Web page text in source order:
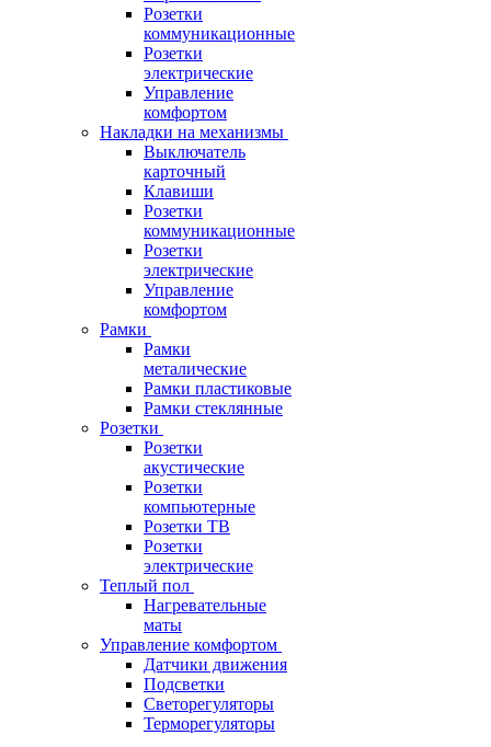
Розетки
коммуникационные
Розетки
электрические
Управление
комфортом
Накладки на механизмы
Выключатель
карточный
Клавиши
Розетки
коммуникационные
Розетки
электрические
Управление
комфортом
Рамки
Рамки
металические
Рамки пластиковые
Рамки стеклянные
Розетки
Розетки
акустические
Розетки
компьютерные
Розетки ТВ
Розетки
электрические
Теплый пол
Нагревательные
маты
Управление комфортом
Датчики движения
Подсветки
Светорегуляторы
Терморегуляторы